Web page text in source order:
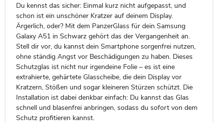
Du kennst das sicher: Einmal kurz nicht aufgepasst, und
schon ist ein unschöner Kratzer auf deinem Display.
Ärgerlich, oder? Mit dem PanzerGlass für dein Samsung
Galaxy A51 in Schwarz gehört das der Vergangenheit an.
Stell dir vor, du kannst dein Smartphone sorgenfrei nutzen,
ohne ständig Angst vor Beschädigungen zu haben. Dieses
Schutzglas ist nicht nur irgendeine Folie – es ist eine
extrahierte, gehärtete Glasscheibe, die dein Display vor
Kratzern, Stößen und sogar kleineren Stürzen schützt. Die
Installation ist dabei denkbar einfach: Du kannst das Glas
schnell und blasenfrei anbringen, sodass du sofort von dem
Schutz profitieren kannst.